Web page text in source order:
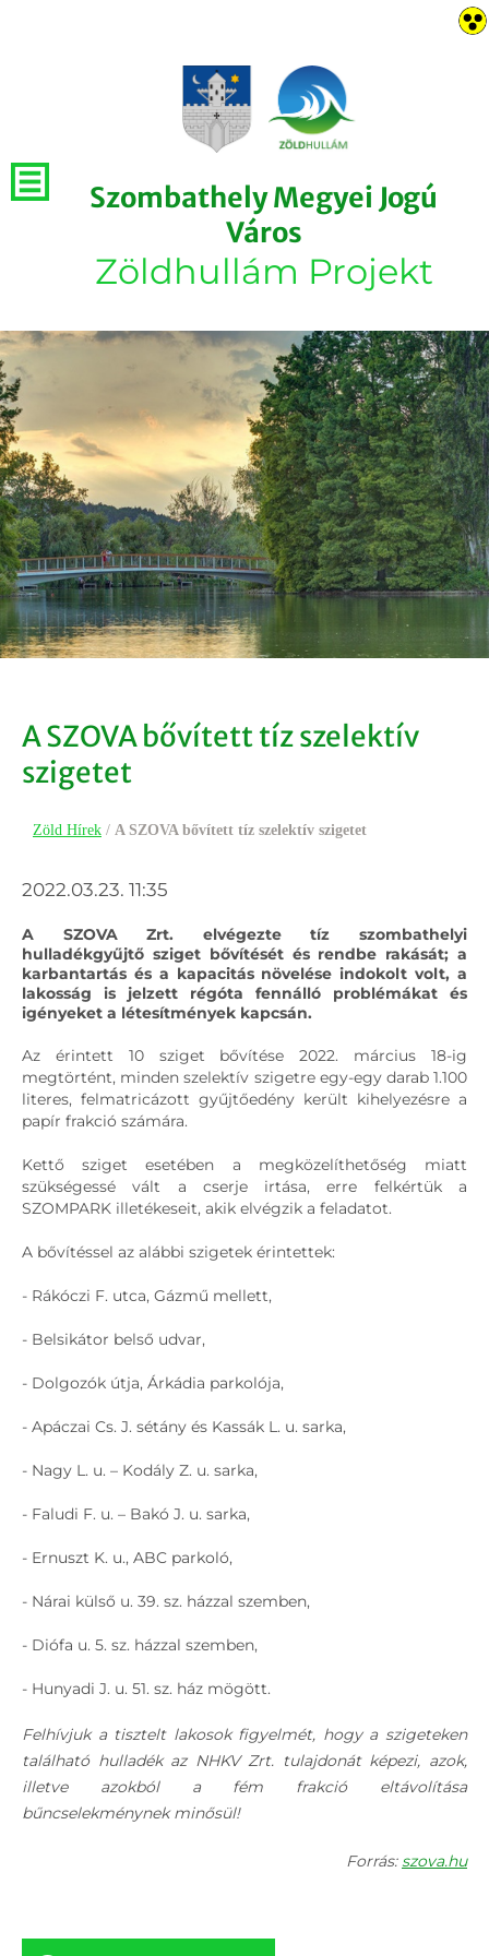
Szombathely Megyei Jogú
Város
Zöldhullám Projekt
A SZOVA bővített tíz szelektív
szigetet
Zöld Hírek / A SZOVA bővített tíz szelektív szigetet
2022.03.23. 11:35
A SZOVA Zrt. elvégezte tíz szombathelyi
hulladékgyűjtő sziget bővítését és rendbe rakását; a
karbantartás és a kapacitás növelése indokolt volt, a
lakosság is jelzett régóta fennálló problémákat és
igényeket a létesítmények kapcsán.
Az érintett 10 sziget bővítése 2022. március 18-ig
megtörtént, minden szelektív szigetre egy-egy darab 1.100
literes, felmatricázott gyűjtőedény került kihelyezésre a
papír frakció számára.
Kettő sziget esetében a megközelíthetőség miatt
szükségessé vált a cserje irtása, erre felkértük a
SZOMPARK illetékeseit, akik elvégzik a feladatot.
A bővítéssel az alábbi szigetek érintettek:
- Rákóczi F. utca, Gázmű mellett,
- Belsikátor belső udvar,
- Dolgozók útja, Árkádia parkolója,
- Apáczai Cs. J. sétány és Kassák L. u. sarka,
- Nagy L. u. – Kodály Z. u. sarka,
- Faludi F. u. – Bakó J. u. sarka,
- Ernuszt K. u., ABC parkoló,
- Nárai külső u. 39. sz. házzal szemben,
- Diófa u. 5. sz. házzal szemben,
- Hunyadi J. u. 51. sz. ház mögött.
Felhívjuk a tisztelt lakosok figyelmét, hogy a szigeteken
található hulladék az NHKV Zrt. tulajdonát képezi, azok,
illetve azokból a fém frakció eltávolítása
bűncselekménynek minősül!
Forrás:szova.hu